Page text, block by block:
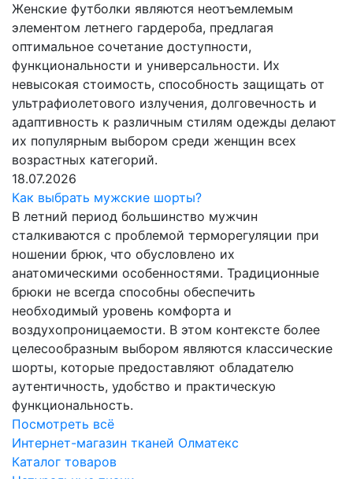
Женские футболки являются неотъемлемым
элементом летнего гардероба, предлагая
оптимальное сочетание доступности,
функциональности и универсальности. Их
невысокая стоимость, способность защищать от
ультрафиолетового излучения, долговечность и
адаптивность к различным стилям одежды делают
их популярным выбором среди женщин всех
возрастных категорий.
18.07.2026
Как выбрать мужские шорты?
В летний период большинство мужчин
сталкиваются с проблемой терморегуляции при
ношении брюк, что обусловлено их
анатомическими особенностями. Традиционные
брюки не всегда способны обеспечить
необходимый уровень комфорта и
воздухопроницаемости. В этом контексте более
целесообразным выбором являются классические
шорты, которые предоставляют обладателю
аутентичность, удобство и практическую
функциональность.
Посмотреть всё
Интернет-магазин тканей Олматекс
Каталог товаров